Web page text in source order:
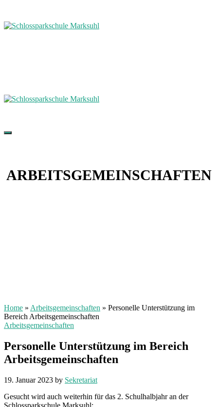
ARBEITSGEMEINSCHAFTEN
Home » Arbeitsgemeinschaften » Personelle Unterstützung im
Bereich Arbeitsgemeinschaften
Arbeitsgemeinschaften
Personelle Unterstützung im Bereich
Arbeitsgemeinschaften
19. Januar 2023 by Sekretariat
Gesucht wird auch weiterhin für das 2. Schulhalbjahr an der
Schlossparkschule Marksuhl: